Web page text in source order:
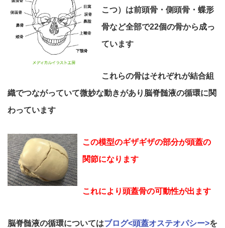
こつ）は前頭骨・側頭骨・蝶形
骨など全部で22個の骨から成っ
ています
これらの骨はそれぞれが結合組
織でつながっていて微妙な動きがあり脳脊髄液の循環に関
わっています
この模型のギザギザの部分が頭蓋の
関節になります
これにより頭蓋骨の可動性が出ます
脳脊髄液の循環についてはブログ<頭蓋オステオパシー>を